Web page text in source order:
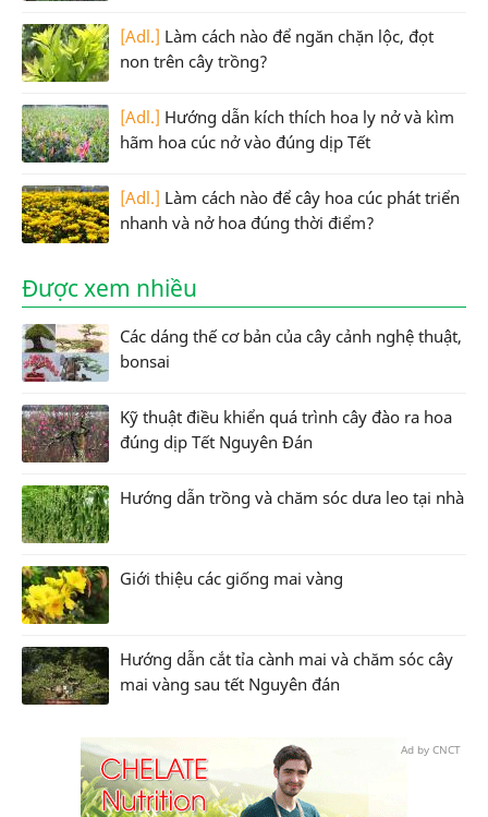
[Adl.] Làm cách nào để ngăn chặn lộc, đọt
non trên cây trồng?
[Adl.] Hướng dẫn kích thích hoa ly nở và kìm
hãm hoa cúc nở vào đúng dịp Tết
[Adl.] Làm cách nào để cây hoa cúc phát triển
nhanh và nở hoa đúng thời điểm?
Được xem nhiều
Các dáng thế cơ bản của cây cảnh nghệ thuật,
bonsai
Kỹ thuật điều khiển quá trình cây đào ra hoa
đúng dịp Tết Nguyên Đán
Hướng dẫn trồng và chăm sóc dưa leo tại nhà
Giới thiệu các giống mai vàng
Hướng dẫn cắt tỉa cành mai và chăm sóc cây
mai vàng sau tết Nguyên đán
Ad by CNCT